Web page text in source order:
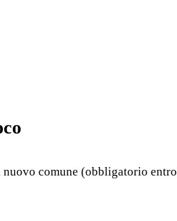
comune (obbligatorio entro